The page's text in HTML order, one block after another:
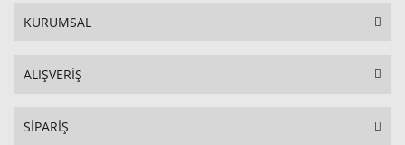
KURUMSAL
ALIŞVERİŞ
SİPARİŞ